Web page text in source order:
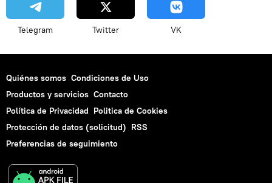
Telegram Twitter VK
Quiénes somos Condiciones de Uso
Productos y servicios Contacto
Política de Privacidad Politica de Cookies
Protección de datos (solicitud) RSS
Preferencias de seguimiento